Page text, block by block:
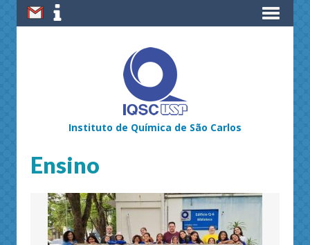
Instituto de Química de São Carlos
Ensino